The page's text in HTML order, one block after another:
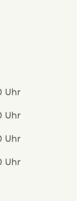
Uhr
Uhr
Uhr
Uhr